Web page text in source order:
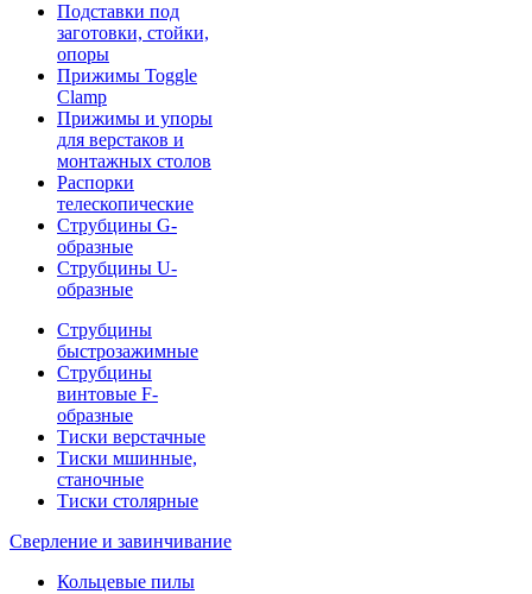
Подставки под
заготовки, стойки,
опоры
Прижимы Toggle
Clamp
Прижимы и упоры
для верстаков и
монтажных столов
Распорки
телескопические
Струбцины G-
образные
Струбцины U-
образные
Струбцины
быстрозажимные
Струбцины
винтовые F-
образные
Тиски верстачные
Тиски мшинные,
станочные
Тиски столярные
Сверление и завинчивание
Кольцевые пилы